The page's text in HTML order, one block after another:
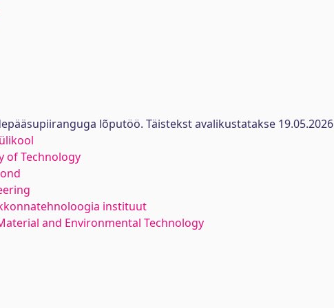
lõputöö. Täistekst avalikustatakse 19.05.2026
of Technology
instituut
and Environmental Technology